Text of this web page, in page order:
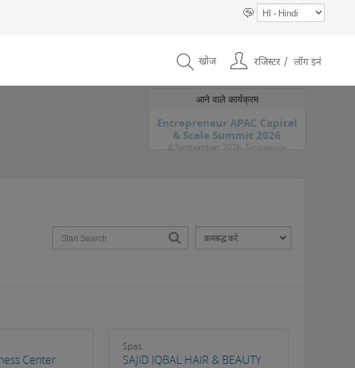
खोज रजिस्टर लॉग इनं
आने वाले कार्यक्रम
Entrepreneur APAC Capital
& Scale Summit 2026
4 September 2026, Singapore
Center
Spas
SAJID IQBAL HAIR & BEAUTY